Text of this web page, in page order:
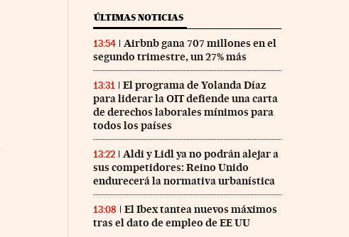
ÚLTIMAS NOTICIAS
13:54
Airbnb gana 707 millones en el
segundo trimestre, un 27% más
13:31
El programa de Yolanda Díaz
para liderar la OIT defiende una carta
de derechos laborales mínimos para
todos los países
13:22
Aldi y Lidl ya no podrán alejar a
sus competidores: Reino Unido
endurecerá la normativa urbanística
13:08
El Ibex tantea nuevos máximos
tras el dato de empleo de EE UU